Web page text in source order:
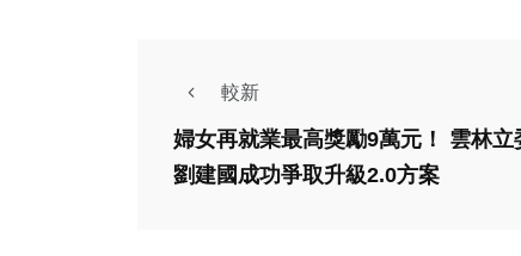
較新
婦女再就業最高獎勵9萬元！ 雲林立
劉建國成功爭取升級2.0方案
美伊衝突轉變為全面
區域戰爭